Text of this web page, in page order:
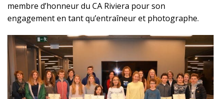
membre d’honneur du CA Riviera pour son
engagement en tant qu’entraîneur et photographe.